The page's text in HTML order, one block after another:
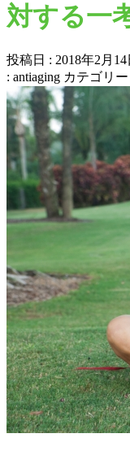
対する一
投稿日 : 2018年2月14
: antiaging カテゴリー